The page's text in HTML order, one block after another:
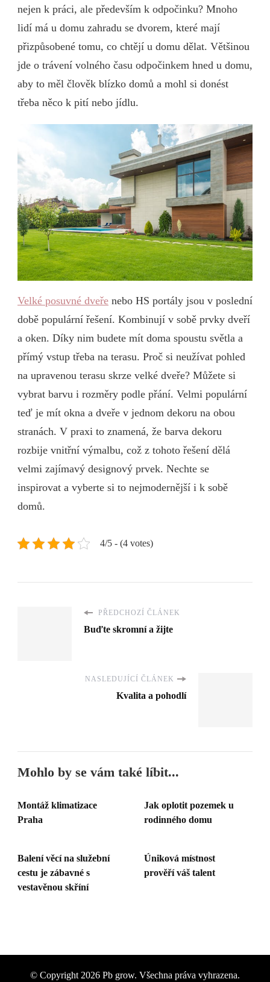
nejen k práci, ale především k odpočinku? Mnoho
lidí má u domu zahradu se dvorem, které mají
přizpůsobené tomu, co chtějí u domu dělat. Většinou
jde o trávení volného času odpočinkem hned u domu,
aby to měl člověk blízko domů a mohl si donést
třeba něco k pití nebo jídlu.
Velké posuvné dveře nebo HS portály jsou v poslední
době populární řešení. Kombinují v sobě prvky dveří
a oken. Díky nim budete mít doma spoustu světla a
přímý vstup třeba na terasu. Proč si neužívat pohled
na upravenou terasu skrze velké dveře? Můžete si
vybrat barvu i rozměry podle přání. Velmi populární
teď je mít okna a dveře v jednom dekoru na obou
stranách. V praxi to znamená, že barva dekoru
rozbije vnitřní výmalbu, což z tohoto řešení dělá
velmi zajímavý designový prvek. Nechte se
inspirovat a vyberte si to nejmodernější i k sobě
domů.
4/5 - (4 votes)
PŘEDCHOZÍ ČLÁNEK
Buďte skromní a žijte
NASLEDUJÍCÍ ČLÁNEK
Kvalita a pohodlí
Mohlo by se vám také líbit...
Montáž klimatizace
Praha
Jak oplotit pozemek u
rodinného domu
Balení věcí na služební
cestu je zábavné s
vestavěnou skříní
Úniková místnost
prověří váš talent
© Copyright 2026 Pb grow. Všechna práva vyhrazena.